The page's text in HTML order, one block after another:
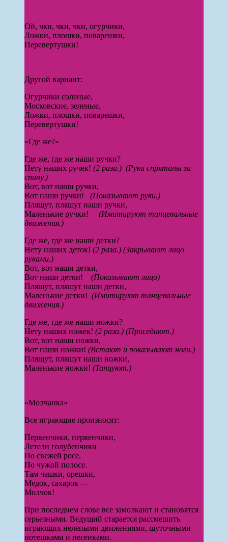
Ой, чки, чки, чки, огурчики,
Ложки, плошки, поварешки,
Перевертушки!
Другой вариант:
Огурчики соленые,
Московские, зеленые,
Ложки, плошки, поварешки,
Перевертушки!
«Где же?»
Где же, где же наши ручки?
Нету наших ручек! (2 раза.) (Руки спрятаны за
спину.)
Вот, вот наши ручки,
Вот наши ручки! (Показывают руки.)
Пляшут, пляшут наши ручки,
Маленькие ручки!
(Имитируют танцевальные
движения.)
Где же, где же наши детки?
Нету наших деток! (2 раза.) (Закрывают лицо
руками.)
Вот, вот наши детки,
Вот наши детки! (Показывают лицо)
Пляшут, пляшут наши детки,
Маленькие детки! (Имитируют танцевальные
движения.)
Где же, где же наши ножки?
Нету наших ножек! (2 раза.) (Приседают.)
Вот, вот наши ножки,
Вот наши ножки! (Встают и показывают ноги.)
Пляшут, пляшут наши ножки,
Маленькие ножки! (Танцуют.)
«Молчанка»
Все играющие произносят:
Первенчики, первенчики,
Летели голубенчики
По свежей росе,
По чужой полосе.
Там чашки, орешки,
Медок, сахарок —
Молчок!
При последнем слове все замолкают и становятся
серьезными. Ведущий старается рассмешить
играющих неле­пыми движениями, шуточными
потешками и песенками.